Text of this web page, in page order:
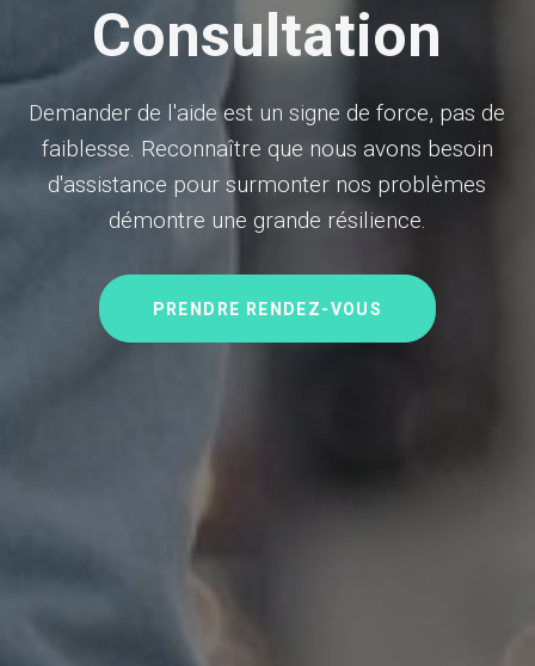
Consultation
Demander de l'aide est un signe de force, pas de
faiblesse. Reconnaître que nous avons besoin
d'assistance pour surmonter nos problèmes
démontre une grande résilience.
PRENDRE RENDEZ-VOUS